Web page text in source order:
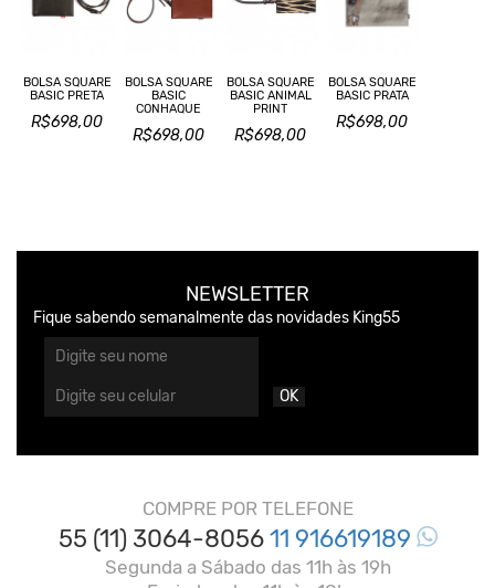
BOLSA SQUARE
BASIC PRETA
R$698,00
BOLSA SQUARE
BASIC
CONHAQUE
R$698,00
BOLSA SQUARE
BASIC ANIMAL
PRINT
R$698,00
BOLSA SQUARE
BASIC PRATA
R$698,00
NEWSLETTER
Fique sabendo semanalmente das novidades King55
OK
COMPRE POR TELEFONE
55 (11) 3064-805611 916619189
Segunda a Sábado das 11h às 19h